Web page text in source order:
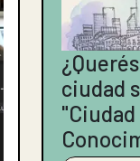
ciudad
"Ciudad